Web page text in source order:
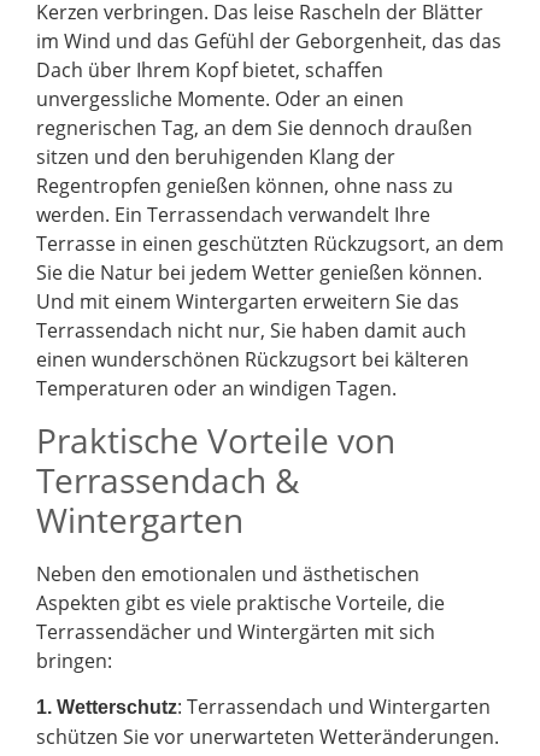
Kerzen verbringen. Das leise Rascheln der Blätter
im Wind und das Gefühl der Geborgenheit, das das
Dach über Ihrem Kopf bietet, schaffen
unvergessliche Momente. Oder an einen
regnerischen Tag, an dem Sie dennoch draußen
sitzen und den beruhigenden Klang der
Regentropfen genießen können, ohne nass zu
werden. Ein Terrassendach verwandelt Ihre
Terrasse in einen geschützten Rückzugsort, an dem
Sie die Natur bei jedem Wetter genießen können.
Und mit einem Wintergarten erweitern Sie das
Terrassendach nicht nur, Sie haben damit auch
einen wunderschönen Rückzugsort bei kälteren
Temperaturen oder an windigen Tagen.
Praktische Vorteile von
Terrassendach &
Wintergarten
Neben den emotionalen und ästhetischen
Aspekten gibt es viele praktische Vorteile, die
Terrassendächer und Wintergärten mit sich
bringen:
1. Wetterschutz: Terrassendach und Wintergarten
schützen Sie vor unerwarteten Wetteränderungen.